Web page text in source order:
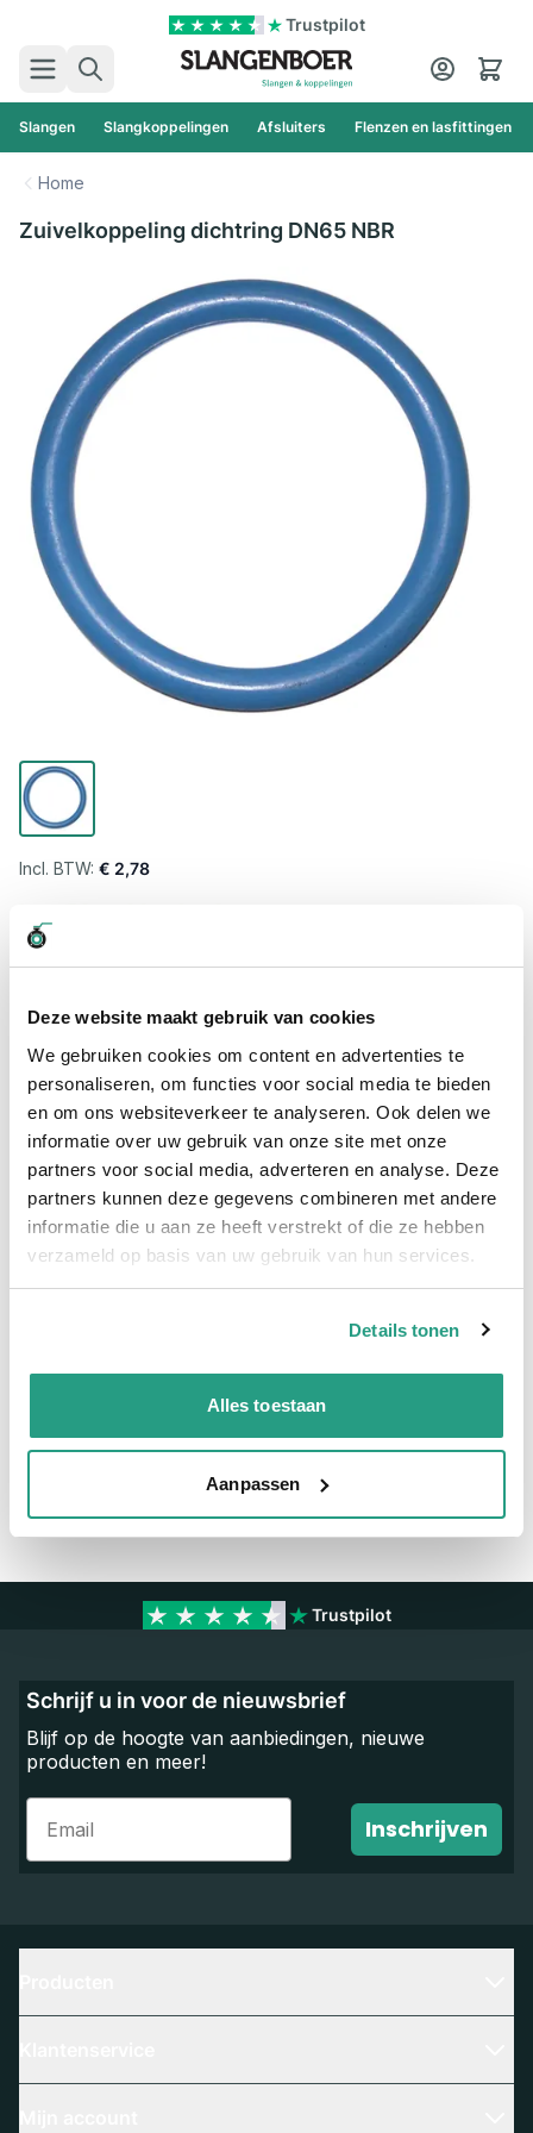
Deze website maakt gebruik van cookies
We gebruiken cookies om content en advertenties te
personaliseren, om functies voor social media te bieden
en om ons websiteverkeer te analyseren. Ook delen we
informatie over uw gebruik van onze site met onze
partners voor social media, adverteren en analyse. Deze
partners kunnen deze gegevens combineren met andere
informatie die u aan ze heeft verstrekt of die ze hebben
verzameld op basis van uw gebruik van hun services.
Details tonen
Alles toestaan
Aanpassen
Trustpilot
Zoek
Cart
Slangen Slangkoppelingen Afsluiters Flenzen en lasfittingen
Home
Zuivelkoppeling dichtring DN65 NBR
€ 2,78
15.000 producten uit voorraad
Snelle levering
Snel naar
Meer informatie
Meer informatie
Maatvoering koppeling DN65
Vragen? Neem dan nu contact op
We zijn beschikbaar van ma t/m vr van 08:00 tot 17:00 uur.
Trustpilot
Schrijf u in voor de nieuwsbrief
Blijf op de hoogte van aanbiedingen, nieuwe
producten en meer!
Email
Inschrijven